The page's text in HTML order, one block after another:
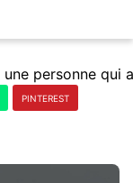
PINTEREST